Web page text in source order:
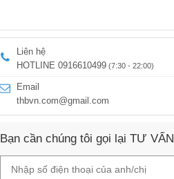
Liên hệ
HOTLINE 0916610499 (7:30 - 22:00)
Email
thbvn.com@gmail.com
Bạn cần chúng tôi gọi lại TƯ VẤN